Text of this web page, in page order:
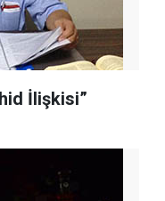
İlişkisi”